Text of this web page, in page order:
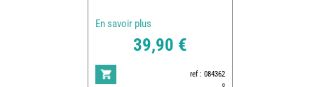
En savoir plus
39,90 €
ref : 084362
0